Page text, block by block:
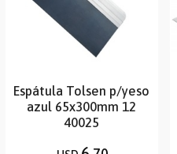
Espátula Tolsen p/yeso
azul 65x300mm 12
40025